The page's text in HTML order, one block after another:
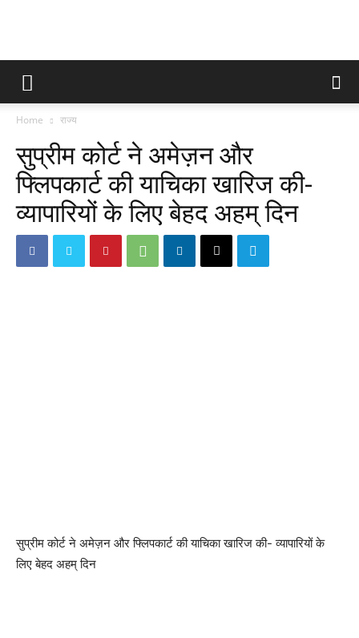
Home राज्य
सुप्रीम कोर्ट ने अमेज़न और
फ्लिपकार्ट की याचिका खारिज की-
व्यापारियों के लिए बेहद अहम् दिन
सुप्रीम कोर्ट ने अमेज़न और फ्लिपकार्ट की याचिका खारिज की- व्यापारियों के
लिए बेहद अहम् दिन